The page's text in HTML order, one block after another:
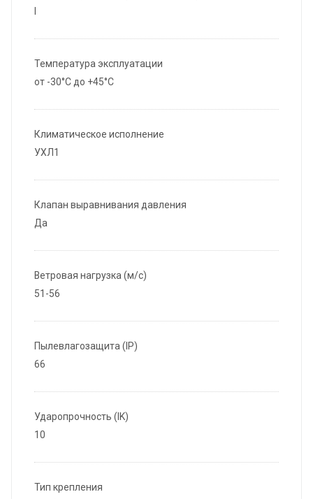
Температура эксплуатации
от -30°С до +45°С
Климатическое исполнение
УХЛ1
Клапан выравнивания давления
Да
Ветровая нагрузка (м/с)
51-56
Пылевлагозащита (IP)
66
Ударопрочность (IK)
10
Тип крепления